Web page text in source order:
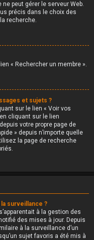
peut gérer le serveur Web.
précis dans le choix des
recherche.
« Rechercher un membre ».
et sujets ?
sur le lien « Voir vos
cliquant sur le lien
votre propre page de
» depuis n’importe quelle
la page de recherche
surveillance ?
à la gestion des
des mises à jour. Depuis
à la surveillance d’un
sujet favoris a été mis à